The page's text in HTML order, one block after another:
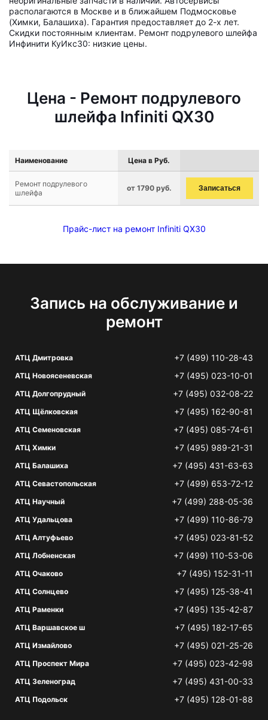
располагаются в Москве и в ближайшем Подмосковье
(Химки, Балашиха). Гарантия предоставляет до 2-х лет.
Скидки постоянным клиентам. Ремонт подрулевого шлейфа
Инфинити КуИкс30: низкие цены.
Цена - Ремонт подрулевого
шлейфа Infiniti QX30
Наименование Цена в Руб.
Ремонт подрулевого
шлейфа
от 1790 руб. Записаться
Прайс-лист на ремонт Infiniti QX30
Запись на обслуживание и
ремонт
АТЦ Дмитровка +7 (499) 110-28-43
АТЦ Новоясеневская +7 (495) 023-10-01
АТЦ Долгопрудный +7 (495) 032-08-22
АТЦ Щёлковская +7 (495) 162-90-81
АТЦ Семеновская +7 (495) 085-74-61
АТЦ Химки +7 (495) 989-21-31
АТЦ Балашиха +7 (495) 431-63-63
АТЦ Севастопольская +7 (499) 653-72-12
АТЦ Научный +7 (499) 288-05-36
АТЦ Удальцова +7 (499) 110-86-79
АТЦ Алтуфьево +7 (495) 023-81-52
АТЦ Лобненская +7 (499) 110-53-06
АТЦ Очаково +7 (495) 152-31-11
АТЦ Солнцево +7 (495) 125-38-41
АТЦ Раменки +7 (495) 135-42-87
АТЦ Варшавское ш +7 (495) 182-17-65
АТЦ Измайлово +7 (495) 021-25-26
АТЦ Проспект Мира +7 (495) 023-42-98
АТЦ Зеленоград +7 (495) 431-00-33
АТЦ Подольск +7 (495) 128-01-88